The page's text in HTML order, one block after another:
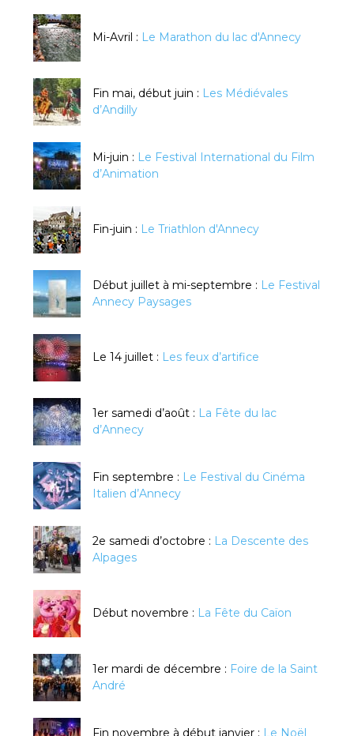
Mi-Avril : Le Marathon du lac d'Annecy
Fin mai, début juin : Les Médiévales
d’Andilly
Mi-juin : Le Festival International du Film
d’Animation
Fin-juin : Le Triathlon d'Annecy
Début juillet à mi-septembre : Le Festival
Annecy Paysages
Le 14 juillet : Les feux d’artifice
1er samedi d’août : La Fête du lac
d’Annecy
Fin septembre : Le Festival du Cinéma
Italien d’Annecy
2e samedi d’octobre : La Descente des
Alpages
Début novembre : La Fête du Caïon
1er mardi de décembre : Foire de la Saint
André
Fin novembre à début janvier : Le Noël